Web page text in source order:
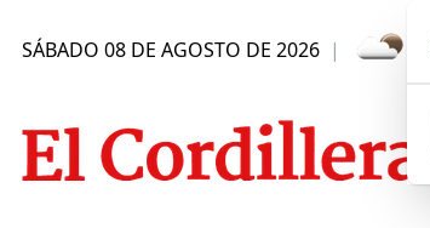
SÁBADO 08 DE AGOSTO DE 2026 |